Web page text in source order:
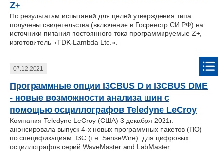
Z+
По результатам испытаний для целей утверждения типа
получены свидетельства (включение в Госреестр СИ РФ) на
источники питания постоянного тока программируемые Z+,
изготовитель «TDK-Lambda Ltd.».
07.12.2021
Программные опции I3CBUS D и I3CBUS DME
- новые возможности анализа шин с
помощью осциллографов Teledyne LeCroy
Компания Teledyne LeCroy (США) 3 декабря 2021г.
анонсировала выпуск 4-х новых программных пакетов (ПО)
по спецификациям I3C (т.н. SenseWire) для цифровых
осциллографов серий WaveMaster and LabMaster.